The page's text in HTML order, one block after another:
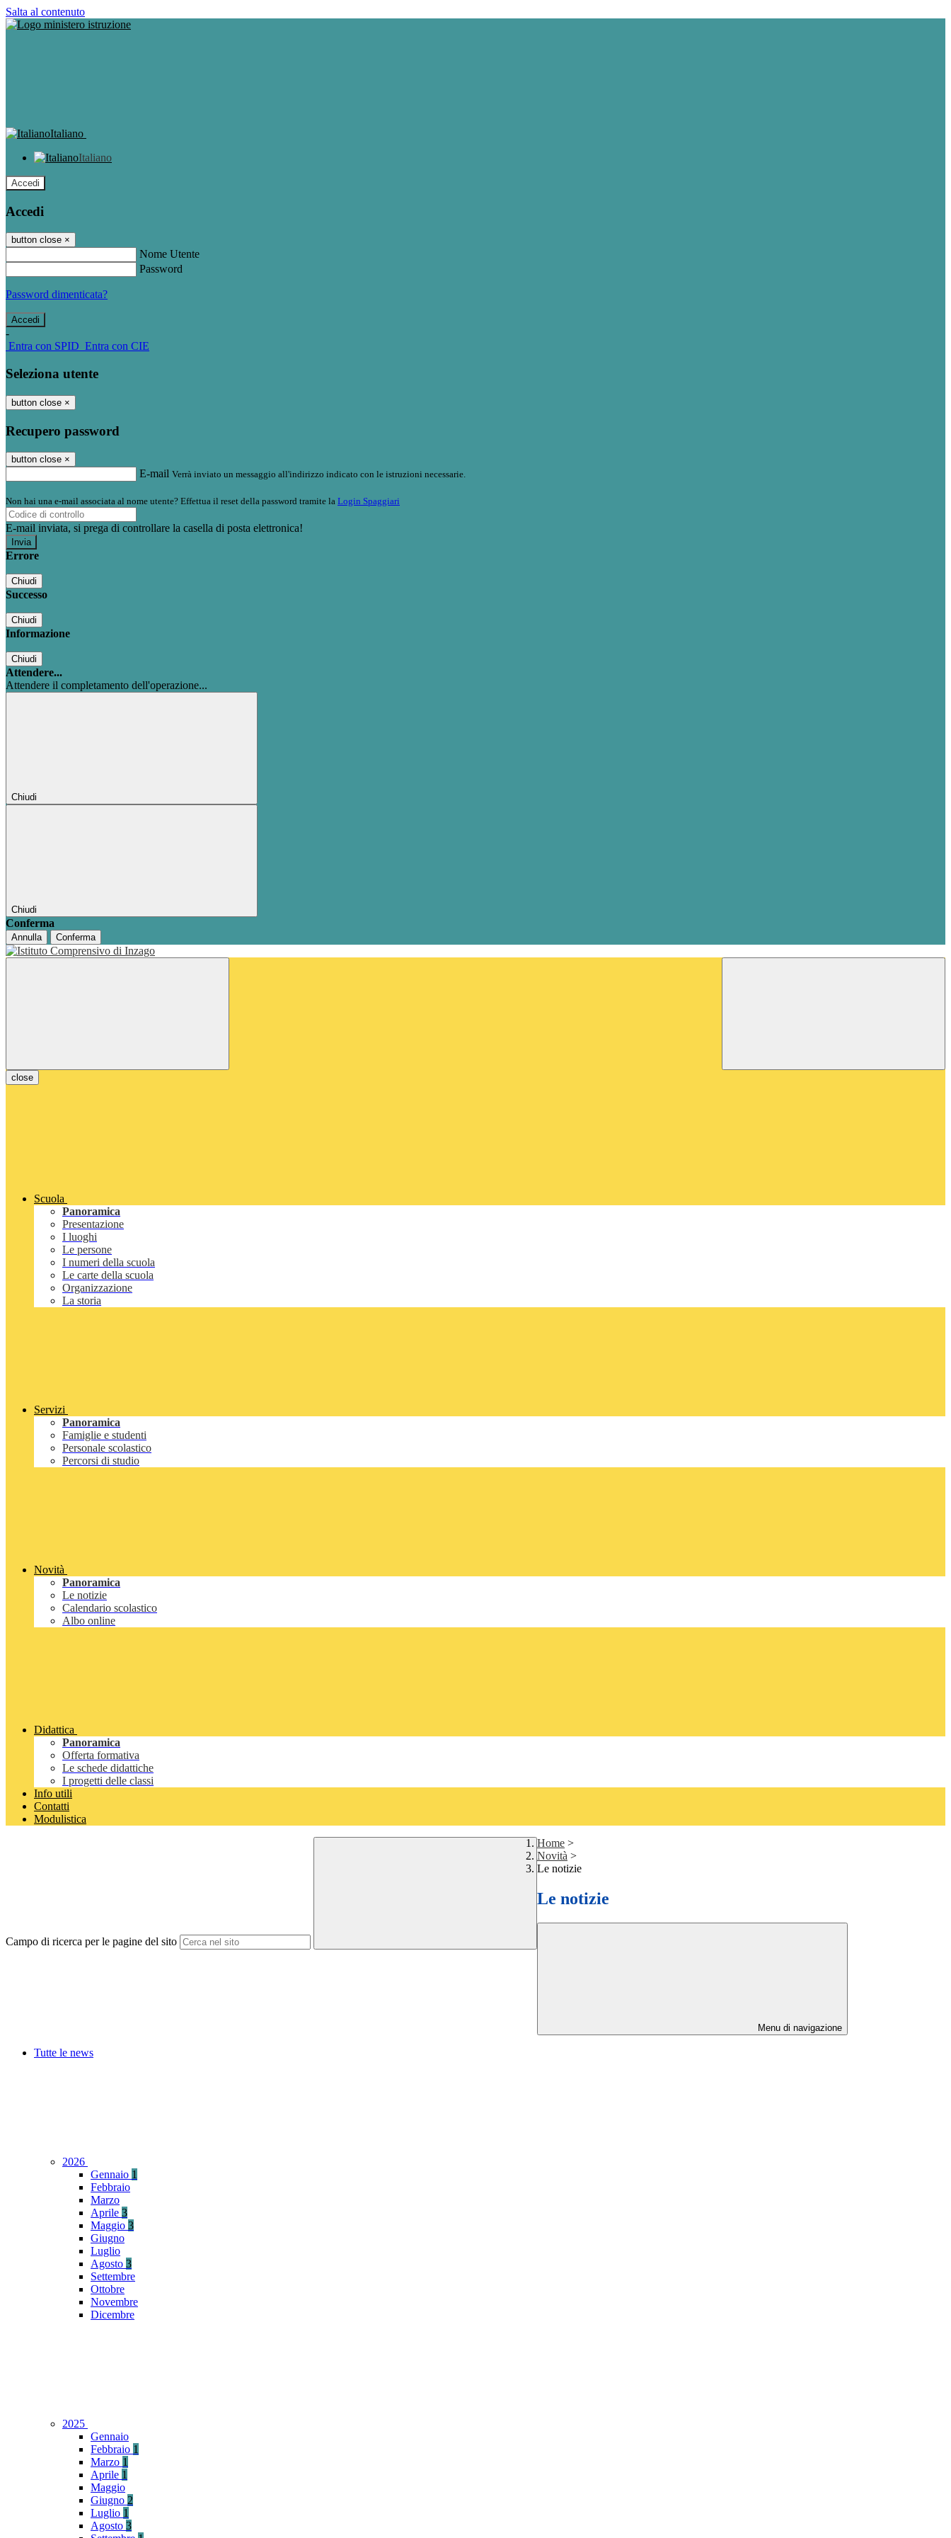
Salta al contenuto
Italiano
Italiano
Accedi
Accedi
button close ×
Nome Utente
Password
Password dimenticata?
-
Entra con SPID Entra con CIE
Seleziona utente
button close ×
Recupero password
button close ×
E-mail Verrà inviato un messaggio all'indirizzo indicato con le istruzioni necessarie.
Non hai una e-mail associata al nome utente? Effettua il reset della password tramite la Login Spaggiari
E-mail inviata, si prega di controllare la casella di posta elettronica!
Errore
Chiudi
Successo
Chiudi
Informazione
Chiudi
Attendere...
Attendere il completamento dell'operazione...
Chiudi
Chiudi
Conferma
Annulla Conferma
close
Scuola
Panoramica
Presentazione
I luoghi
Le persone
I numeri della scuola
Le carte della scuola
Organizzazione
La storia
Servizi
Panoramica
Famiglie e studenti
Personale scolastico
Percorsi di studio
Novità
Panoramica
Le notizie
Calendario scolastico
Albo online
Didattica
Panoramica
Offerta formativa
Le schede didattiche
I progetti delle classi
Info utili
Contatti
Modulistica
Campo di ricerca per le pagine del sito
Home >
Novità >
Le notizie
Le notizie
Menu di navigazione
Tutte le news
2026
Gennaio 1
Febbraio
Marzo
Aprile 3
Maggio 3
Giugno
Luglio
Agosto 3
Settembre
Ottobre
Novembre
Dicembre
2025
Gennaio
Febbraio 1
Marzo 1
Aprile 1
Maggio
Giugno 2
Luglio 1
Agosto 3